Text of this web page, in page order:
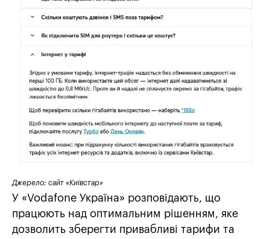
Джерело: сайт «Київстар»
У «Vodafone Україна» розповідають, що
працюють над оптимальним рішенням, яке
дозволить зберегти привабливі тарифи та